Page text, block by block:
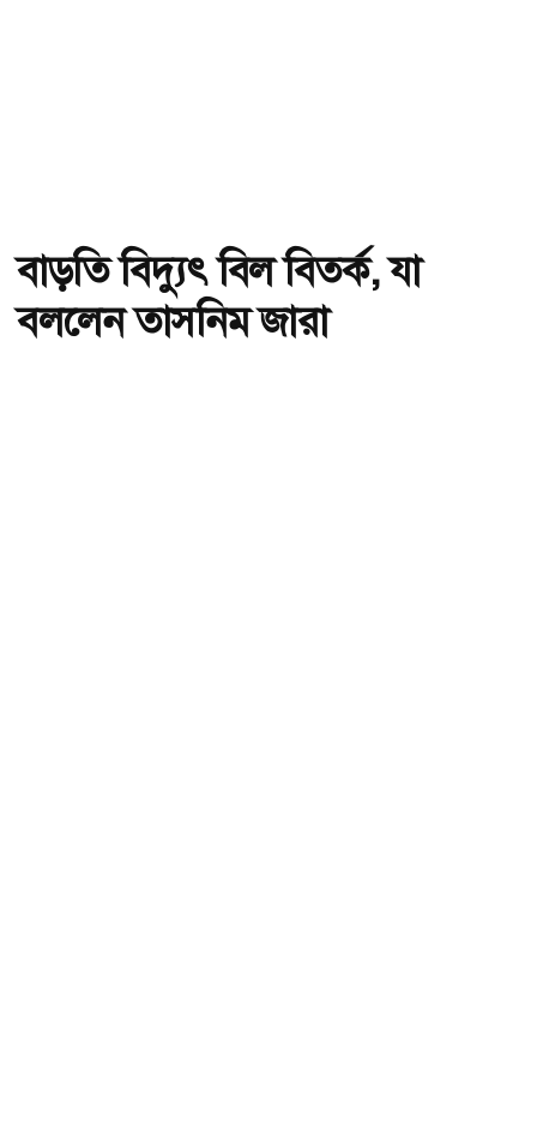
বাড়তি বিদ্যুৎ বিল বিতর্ক, যা
বললেন তাসনিম জারা